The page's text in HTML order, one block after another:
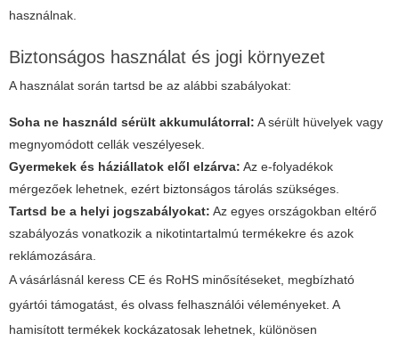
használnak.
Biztonságos használat és jogi környezet
A használat során tartsd be az alábbi szabályokat:
Soha ne használd sérült akkumulátorral: A sérült hüvelyek vagy
megnyomódott cellák veszélyesek.
Gyermekek és háziállatok elől elzárva: Az e-folyadékok
mérgezőek lehetnek, ezért biztonságos tárolás szükséges.
Tartsd be a helyi jogszabályokat: Az egyes országokban eltérő
szabályozás vonatkozik a nikotintartalmú termékekre és azok
reklámozására.
A vásárlásnál keress CE és RoHS minősítéseket, megbízható
gyártói támogatást, és olvass felhasználói véleményeket. A
hamisított termékek kockázatosak lehetnek, különösen